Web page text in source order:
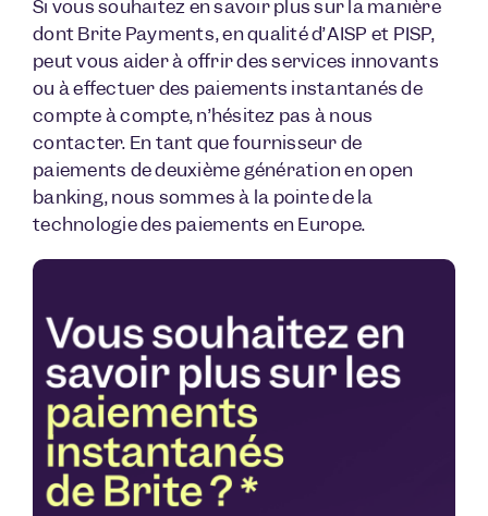
Si vous souhaitez en savoir plus sur la manière
dont Brite Payments, en qualité d’AISP et PISP,
peut vous aider à offrir des services innovants
ou à effectuer des paiements instantanés de
compte à compte, n’hésitez pas à nous
contacter. En tant que fournisseur de
paiements de deuxième génération en open
banking, nous sommes à la pointe de la
technologie des paiements en Europe.